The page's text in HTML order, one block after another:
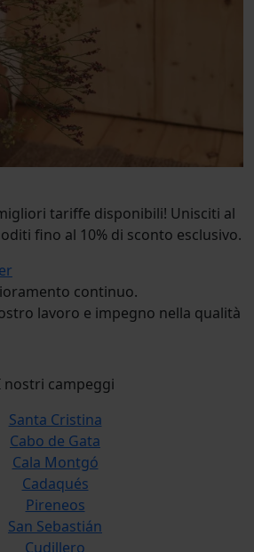
tariffe disponibili! Unisciti al
fino al 10% di sconto esclusivo.
continuo.
lavoro e impegno nella qualità
nostri campeggi
Santa Cristina
Cabo de Gata
Cala Montgó
Cadaqués
Pireneos
San Sebastián
Cudillero